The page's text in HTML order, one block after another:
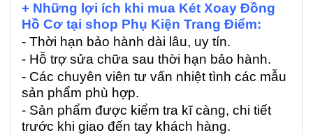
+ Những lợi ích khi mua Két Xoay Đồng
Hồ Cơ tại shop Phụ Kiện Trang Điểm:
- Thời hạn bảo hành dài lâu, uy tín.
- Hỗ trợ sửa chữa sau thời hạn bảo hành.
- Các chuyên viên tư vấn nhiệt tình các mẫu
sản phẩm phù hợp.
- Sản phẩm được kiểm tra kĩ càng, chi tiết
trước khi giao đến tay khách hàng.